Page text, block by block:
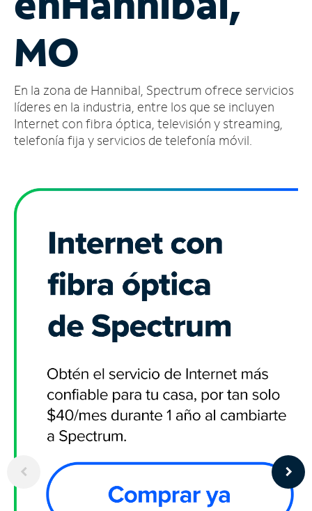
cuenta
Encuentra
tienda
MO
En la zona de Hannibal, Spectrum ofrece servicios
líderes en la industria, entre los que se incluyen
Internet con fibra óptica, televisión y streaming,
telefonía fija y servicios de telefonía móvil.